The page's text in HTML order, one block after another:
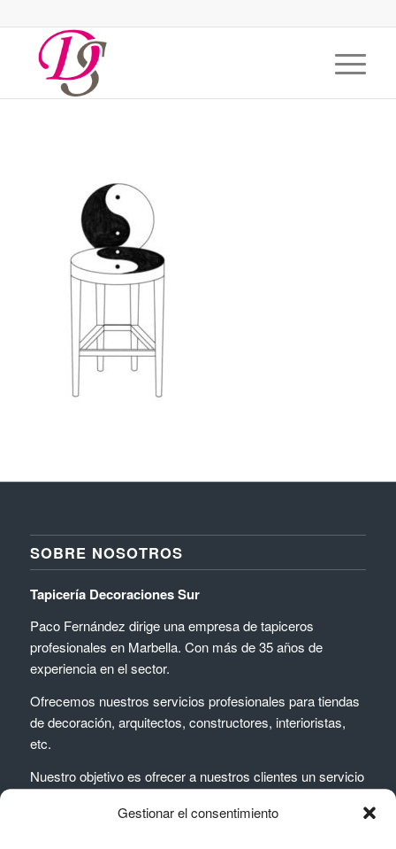
Gestionar el consentimiento
SOBRE NOSOTROS
Tapicería Decoraciones Sur
Paco Fernández dirige una empresa de tapiceros
profesionales en Marbella. Con más de 35 años de
experiencia en el sector.
Ofrecemos nuestros servicios profesionales para tiendas
de decoración, arquitectos, constructores, interioristas,
etc.
Nuestro objetivo es ofrecer a nuestros clientes un servicio
calidades del sector.